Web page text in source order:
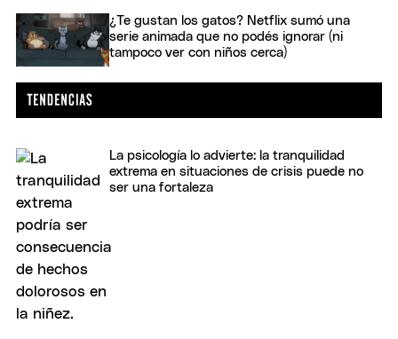
¿Te gustan los gatos? Netflix sumó una
serie animada que no podés ignorar (ni
tampoco ver con niños cerca)
La psicología lo advierte: la tranquilidad
extrema en situaciones de crisis puede no
ser una fortaleza